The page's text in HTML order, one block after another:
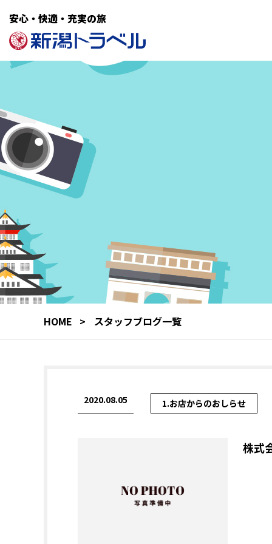
安心・快適・充実の旅
HOME スタッフブログ一覧
2020.08.05 1.お店からのおしらせ
株式